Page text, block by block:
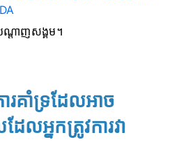
តាញសង្គម។
រគាំទ្រដែលអាច
លអ្នកត្រូវការវា